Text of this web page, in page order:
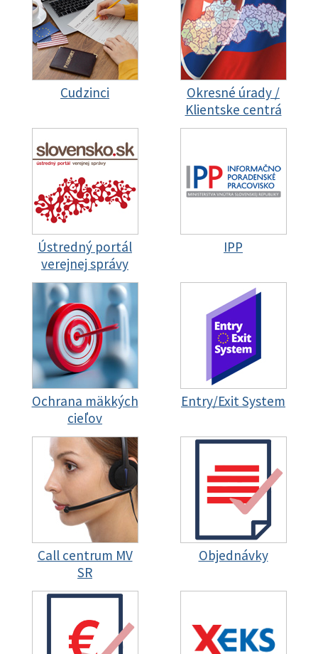
Cudzinci
Okresné úrady /
Klientske centrá
Ústredný portál
verejnej správy
IPP
Ochrana mäkkých
cieľov
Entry/Exit System
Call centrum MV
SR
Objednávky